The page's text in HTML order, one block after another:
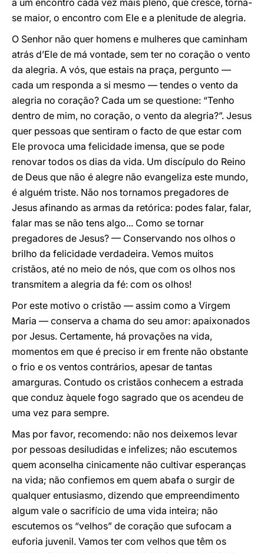
a um encontro cada vez mais pleno, que cresce, torna-
se maior, o encontro com Ele e a plenitude de alegria.
O Senhor não quer homens e mulheres que caminham
atrás d’Ele de má vontade, sem ter no coração o vento
da alegria. A vós, que estais na praça, pergunto —
cada um responda a si mesmo — tendes o vento da
alegria no coração? Cada um se questione: “Tenho
dentro de mim, no coração, o vento da alegria?”. Jesus
quer pessoas que sentiram o facto de que estar com
Ele provoca uma felicidade imensa, que se pode
renovar todos os dias da vida. Um discípulo do Reino
de Deus que não é alegre não evangeliza este mundo,
é alguém triste. Não nos tornamos pregadores de
Jesus afinando as armas da retórica: podes falar, falar,
falar mas se não tens algo... Como se tornar
pregadores de Jesus? — Conservando nos olhos o
brilho da felicidade verdadeira. Vemos muitos
cristãos, até no meio de nós, que com os olhos nos
transmitem a alegria da fé: com os olhos!
Por este motivo o cristão — assim como a Virgem
Maria — conserva a chama do seu amor: apaixonados
por Jesus. Certamente, há provações na vida,
momentos em que é preciso ir em frente não obstante
o frio e os ventos contrários, apesar de tantas
amarguras. Contudo os cristãos conhecem a estrada
que conduz àquele fogo sagrado que os acendeu de
uma vez para sempre.
Mas por favor, recomendo: não nos deixemos levar
por pessoas desiludidas e infelizes; não escutemos
quem aconselha cinicamente não cultivar esperanças
na vida; não confiemos em quem abafa o surgir de
qualquer entusiasmo, dizendo que empreendimento
algum vale o sacrifício de uma vida inteira; não
escutemos os “velhos” de coração que sufocam a
euforia juvenil. Vamos ter com velhos que têm os